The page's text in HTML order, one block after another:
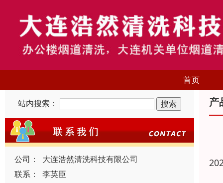
首页
站内搜索：
公司：
大连浩然清洗科技有限公司
联系：
李英臣
产